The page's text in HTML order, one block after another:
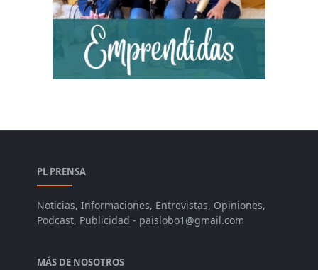
PL PRENSA
Noticias, Informaciones, Entrevistas, Opiniones,
Podcast, Publicidad - paislobo1@gmail.com
MÁS DE NOSOTROS